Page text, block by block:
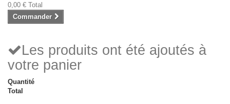
0,00 € Total
Commander
Les produits ont été ajoutés à
votre panier
Quantité
Total